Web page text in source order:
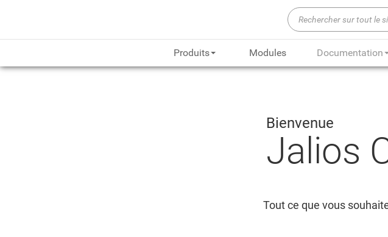
Produits Modules Documentation
Bienvenue
Jalios
Tout ce que vous